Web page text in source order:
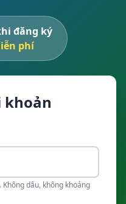
đăng ký
phí
khoản
dấu, không khoảng